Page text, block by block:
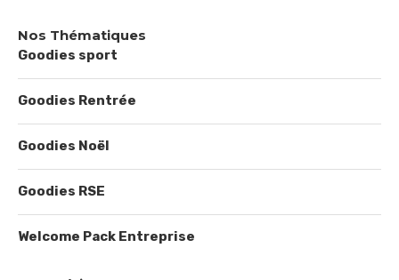
Nos Thématiques
Goodies sport
Goodies Rentrée
Goodies Noël
Goodies RSE
Welcome Pack Entreprise